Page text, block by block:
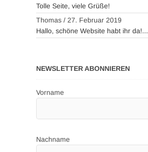
Tolle Seite, viele Grüße!
Thomas / 27. Februar 2019
Hallo, schöne Website habt ihr da!...
NEWSLETTER ABONNIEREN
Vorname
Nachname